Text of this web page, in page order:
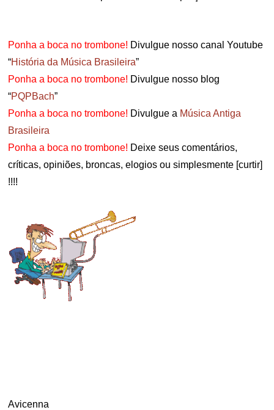
Ponha a boca no trombone! Divulgue nosso canal Youtube
“História da Música Brasileira”
Ponha a boca no trombone! Divulgue nosso blog
“PQPBach”
Ponha a boca no trombone! Divulgue a Música Antiga
Brasileira
Ponha a boca no trombone! Deixe seus comentários,
críticas, opiniões, broncas, elogios ou simplesmente [curtir]
!!!!
Avicenna